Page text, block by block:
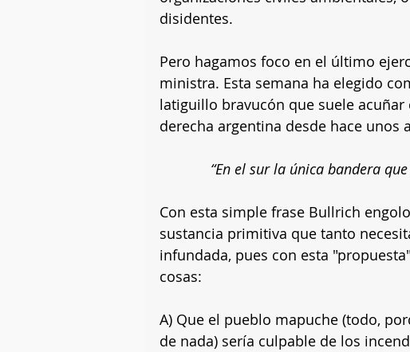
disidentes.
Pero hagamos foco en el último
ministra. Esta semana ha elegido
latiguillo bravucón que suele
derecha argentina desde hace unos
“En el sur la única bandera
Con esta simple frase Bullrich
sustancia primitiva que tanto
infundada, pues con esta
cosas:
A) Que el pueblo mapuche (todo,
de nada) sería culpable de los